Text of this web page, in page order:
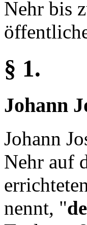
Nehr bis
§ 1.
Johann
Johann
Nehr auf
nennt, "